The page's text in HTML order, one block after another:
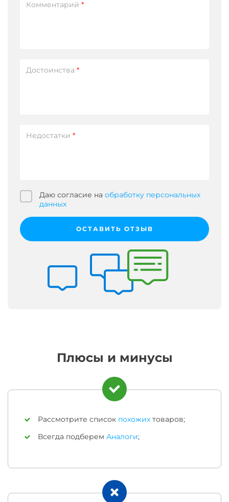
Комментарий *
Достоинства *
Недостатки *
Даю согласие на обработку персональных
данных
ОСТАВИТЬ ОТЗЫВ
Плюсы и минусы
Рассмотрите список похожих товаров;
Всегда подберем Аналоги;